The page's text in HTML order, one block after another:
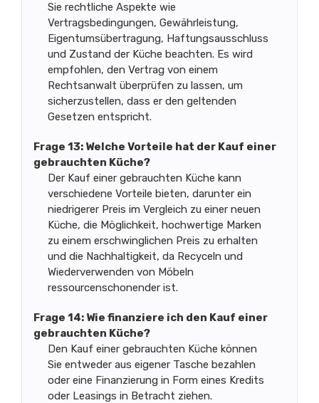
Sie rechtliche Aspekte wie
Vertragsbedingungen, Gewährleistung,
Eigentumsübertragung, Haftungsausschluss
und Zustand der Küche beachten. Es wird
empfohlen, den Vertrag von einem
Rechtsanwalt überprüfen zu lassen, um
sicherzustellen, dass er den geltenden
Gesetzen entspricht.
Frage 13: Welche Vorteile hat der Kauf einer
gebrauchten Küche?
Der Kauf einer gebrauchten Küche kann
verschiedene Vorteile bieten, darunter ein
niedrigerer Preis im Vergleich zu einer neuen
Küche, die Möglichkeit, hochwertige Marken
zu einem erschwinglichen Preis zu erhalten
und die Nachhaltigkeit, da Recyceln und
Wiederverwenden von Möbeln
ressourcenschonender ist.
Frage 14: Wie finanziere ich den Kauf einer
gebrauchten Küche?
Den Kauf einer gebrauchten Küche können
Sie entweder aus eigener Tasche bezahlen
oder eine Finanzierung in Form eines Kredits
oder Leasings in Betracht ziehen.